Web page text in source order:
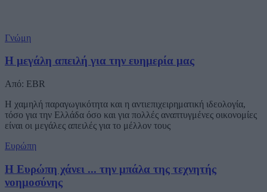
Γνώμη
Η μεγάλη απειλή για την ευημερία μας
Από: EBR
Η χαμηλή παραγωγικότητα και η αντιεπιχειρηματική ιδεολογία,
τόσο για την Ελλάδα όσο και για πολλές αναπτυγμένες οικονομίες
είναι οι μεγάλες απειλές για το μέλλον τους
Ευρώπη
Η Ευρώπη χάνει ... την μπάλα της τεχνητής
νοημοσύνης